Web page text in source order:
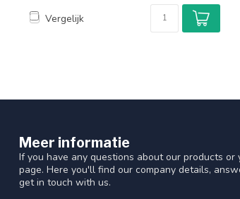
Vergelijk
Meer informatie
If you have any questions about our products
page. Here you'll find our company details,
get in touch with us.